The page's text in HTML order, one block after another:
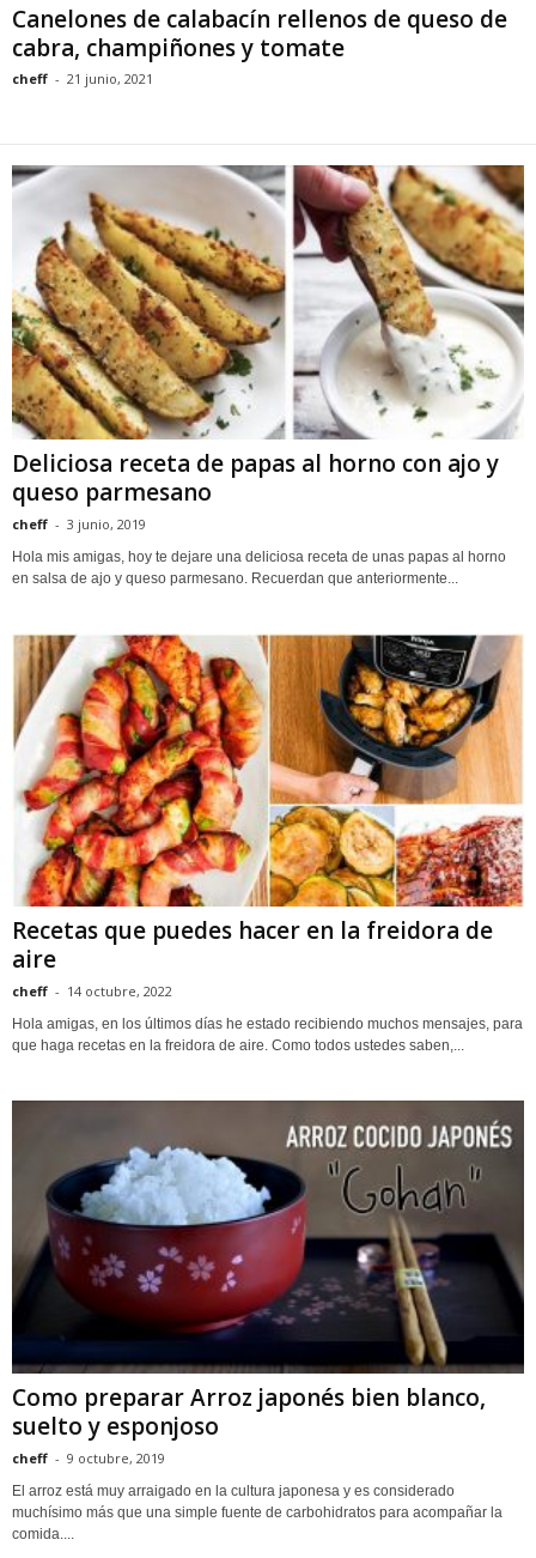
Canelones de calabacín rellenos de queso de
cabra, champiñones y tomate
cheff - 21 junio, 2021
Deliciosa receta de papas al horno con ajo y
queso parmesano
cheff - 3 junio, 2019
Hola mis amigas, hoy te dejare una deliciosa receta de unas papas al horno
en salsa de ajo y queso parmesano. Recuerdan que anteriormente...
Recetas que puedes hacer en la freidora de
aire
cheff - 14 octubre, 2022
Hola amigas, en los últimos días he estado recibiendo muchos mensajes, para
que haga recetas en la freidora de aire. Como todos ustedes saben,...
Como preparar Arroz japonés bien blanco,
suelto y esponjoso
cheff - 9 octubre, 2019
El arroz está muy arraigado en la cultura japonesa y es considerado
muchísimo más que una simple fuente de carbohidratos para acompañar la
comida....